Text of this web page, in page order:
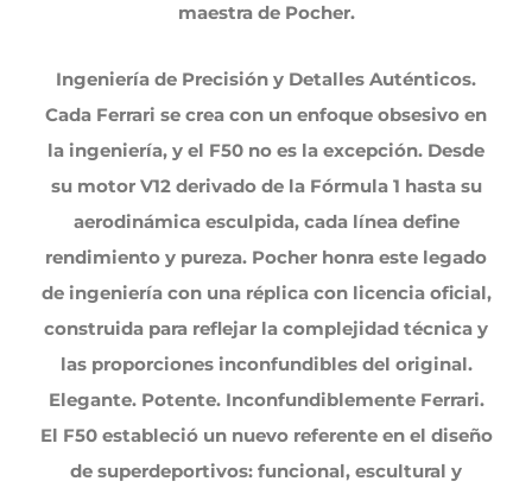
maestra de Pocher.
Ingeniería de Precisión y Detalles Auténticos.
Cada Ferrari se crea con un enfoque obsesivo en
la ingeniería, y el F50 no es la excepción. Desde
su motor V12 derivado de la Fórmula 1 hasta su
aerodinámica esculpida, cada línea define
rendimiento y pureza. Pocher honra este legado
de ingeniería con una réplica con licencia oficial,
construida para reflejar la complejidad técnica y
las proporciones inconfundibles del original.
Elegante. Potente. Inconfundiblemente Ferrari.
El F50 estableció un nuevo referente en el diseño
de superdeportivos: funcional, escultural y